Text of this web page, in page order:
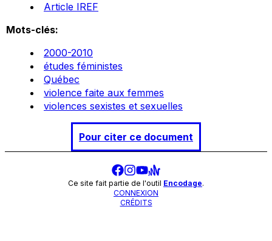
Article IREF
Mots-clés:
2000-2010
études féministes
Québec
violence faite aux femmes
violences sexistes et sexuelles
Pour citer ce document
Ce site fait partie de l'outil Encodage.
CONNEXION
CRÉDITS